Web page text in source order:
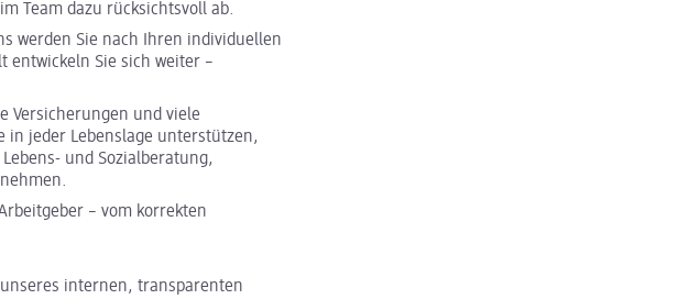
Team dazu rücksichtsvoll ab.
werden Sie nach Ihren individuellen
entwickeln Sie sich weiter –
Versicherungen und viele
in jeder Lebenslage unterstützen,
und Sozialberatung,
– vom korrekten
internen, transparenten